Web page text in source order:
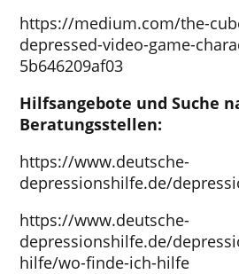
https://medium.com/the-
depressed-video-game-
5b646209af03
Hilfsangebote und Suche
Beratungsstellen:
https://www.deutsche-
depressionshilfe.de/
https://www.deutsche-
depressionshilfe.de/
hilfe/wo-finde-ich-hilfe